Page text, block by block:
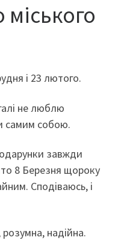
і 23 лютого.
не люблю
самим собою.
завжди
8 Березня щороку
Сподіваюсь, і
надійна.